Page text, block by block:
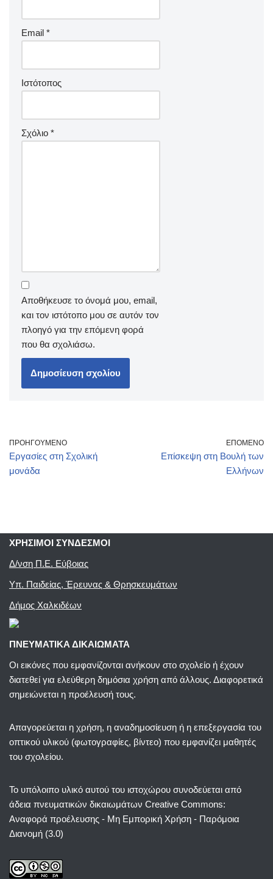
Email *
Ιστότοπος
Σχόλιο *
Αποθήκευσε το όνομά μου, email,
και τον ιστότοπο μου σε αυτόν τον
πλοηγό για την επόμενη φορά
που θα σχολιάσω.
ΠΡΟΗΓΟΎΜΕΝΟ
Εργασίες στη Σχολική
μονάδα
ΕΠΌΜΕΝΟ
Επίσκεψη στη Βουλή των
Ελλήνων
ΧΡΗΣΙΜΟΙ ΣΥΝΔΕΣΜΟΙ
Δ/νση Π.Ε. Εύβοιας
Υπ. Παιδείας, Έρευνας & Θρησκευμάτων
Δήμος Χαλκιδέων
ΠΝΕΥΜΑΤΙΚΑ ΔΙΚΑΙΩΜΑΤΑ
Οι εικόνες που εμφανίζονται ανήκουν στο σχολείο ή έχουν
διατεθεί για ελεύθερη δημόσια χρήση από άλλους. Διαφορετικά
σημειώνεται η προέλευσή τους.
Απαγορεύεται η χρήση, η αναδημοσίευση ή η επεξεργασία του
οπτικού υλικού (φωτογραφίες, βίντεο) που εμφανίζει μαθητές
του σχολείου.
Το υπόλοιπο υλικό αυτού του ιστοχώρου συνοδεύεται από
άδεια πνευματικών δικαιωμάτων Creative Commons:
Αναφορά προέλευσης - Μη Εμπορική Χρήση - Παρόμοια
Διανομή (3.0)